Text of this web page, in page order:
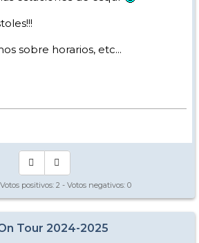
sobre horarios, etc...
positivos: 2 - Votos negativos: 0
Tour 2024-2025